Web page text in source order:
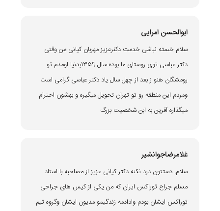
ابوالحسن امرایی
سلام خسته نباشی خدمت دکنرعزیز مهربان کیانی من وقتی
دکتر عباسی توی روستای ما بوده سال 1359بدنیا اومدم تو
رومشگان هنو ز بعد از چهل سال یاد دکتر عباسی گرامی است
ومردم این منطقه رو تو تهران تحویل مبگیره و بهشون احترام
میگذاره آفرین به ابن شخصیت بزرگ
غلامرضاجوانشیر
سلام. دستتون درد نکنه دکتر کیانی عزیز از مصاحبه با استاد
مسلم جراح توراکس ایران که من یکی از کیس های جراحی
توراکس ایشان بودم وادادمه زندگیمو مدیون ایشان وگروه تیم